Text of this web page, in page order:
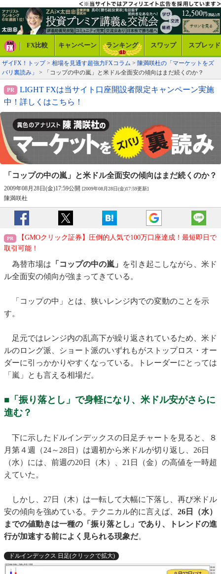
FX比較 キャンペーン ランキング スワップ スプレッド
ザイFX！トップ> 相場を見通す超強力FXコラム > 陳満咲杜の「マーケットをズ
バリ裏読み」
> 「コップの中の嵐」と米ドル全面安の傾向はまだ続くのか？
LIGHT FXは当サイト口座開設者限定キャンペーン実施
中！詳しくはこちら！
「コップの中の嵐」と米ドル全面安の傾向はまだ続くのか？
2009年08月28日(金)17:59公開 [2009年08月28日(金)17:59更新]
陳満咲杜
【GMOクリック証券】圧倒的人気で100万口座達成！最短即日で
取引可能！
為替市場は 「コップの中の嵐」
を引き起こしながら、米ド
ル全面安の傾向が強まってきている。
「コップの中」とは、狭いレンジ内での変動のことを示
す。
足元ではレンジ内の乱高下が繰り返されているため、米ド
ルのロング派、ショート派のいずれもがストップロス・オー
ダーに引っかかりやすくなっている。トレーダーにとっては
「嵐」とも言える相場だ。
■「振り落とし」で身軽になり、米ドル安がさらに
進む？
下に示したドルインデックスの日足チャートを見ると、８
月第４週（24～28日）は週初から米ドルが切り返し、26日
（水）には、前週の20日（木）、21日（金）の高値を一時超
えていた。
しかし、27日（木）は一転して大幅に下落し、再び米ドル
安の傾向を強めている。テクニカル的に言えば、 26日（水）
までの値動きは一種の「振り落とし」であり、トレンドの進
行が加速する前によく見られる現象だ。
ドルインデックス 日足(クリックで拡大)